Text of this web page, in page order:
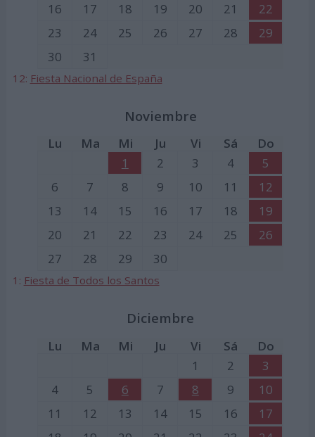
16
17 18 19 20 21
22
23
24 25 26 27 28
29
30
31
12: Fiesta Nacional de España
Noviembre
Lu Ma Mi Ju Vi Sá
Do
1
2 3 4
5
6
7 8 9 10 11
12
13
14 15 16 17 18
19
20
21 22 23 24 25
26
27
28 29 30
1: Fiesta de Todos los Santos
Diciembre
Lu Ma Mi Ju Vi Sá
Do
1
2
3
4
5 6 7 8 9
10
11
12 13 14 15 16
17